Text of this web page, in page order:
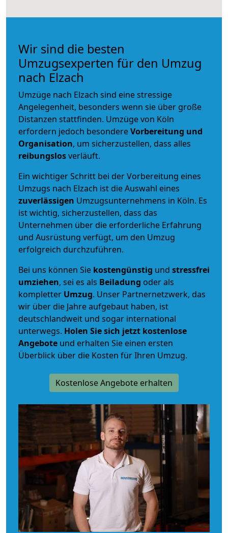
Wir sind die besten
Umzugsexperten für den Umzug
nach Elzach
Umzüge nach Elzach sind eine stressige
Angelegenheit, besonders wenn sie über große
Distanzen stattfinden. Umzüge von Köln
erfordern jedoch besondereVorbereitung und
Organisation, um sicherzustellen, dass alles
reibungslosverläuft.
Ein wichtiger Schritt bei der Vorbereitung eines
Umzugs nach Elzach ist die Auswahl eines
zuverlässigen Umzugsunternehmens in Köln. Es
ist wichtig, sicherzustellen, dass das
Unternehmen über die erforderliche Erfahrung
und Ausrüstung verfügt, um den Umzug
erfolgreich durchzuführen.
Bei uns können Sie kostengünstig und stressfrei
umziehen, sei es als Beiladung oder als
kompletter Umzug. Unser Partnernetzwerk, das
wir über die Jahre aufgebaut haben, ist
deutschlandweit und sogar international
unterwegs. Holen Sie sich jetzt kostenlose
Angebote und erhalten Sie einen ersten
Überblick über die Kosten für Ihren Umzug.
Kostenlose Angebote erhalten